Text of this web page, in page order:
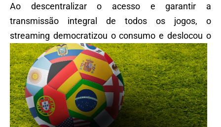
Ao descentralizar o acesso e garantir a
transmissão integral de todos os jogos, o
streaming democratizou o consumo e deslocou o